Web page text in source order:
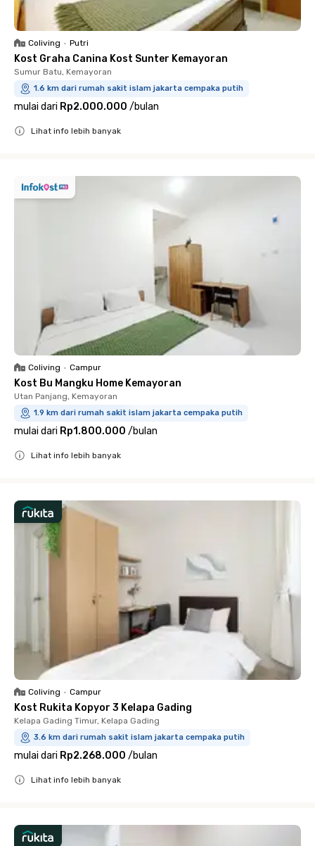
Coliving • Putri
Kost Graha Canina Kost Sunter Kemayoran
Sumur Batu, Kemayoran
1.6 km dari rumah sakit islam jakarta cempaka putih
mulai dari Rp2.000.000 /bulan
Lihat info lebih banyak
Coliving • Campur
Kost Bu Mangku Home Kemayoran
Utan Panjang, Kemayoran
1.9 km dari rumah sakit islam jakarta cempaka putih
mulai dari Rp1.800.000 /bulan
Lihat info lebih banyak
Coliving • Campur
Kost Rukita Kopyor 3 Kelapa Gading
Kelapa Gading Timur, Kelapa Gading
3.6 km dari rumah sakit islam jakarta cempaka putih
mulai dari Rp2.268.000 /bulan
Lihat info lebih banyak